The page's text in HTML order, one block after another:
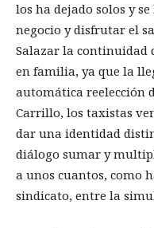
los ha dejado solos y
negocio y disfrutar el
Salazar la continuidad
en familia, ya que la
automática reelección
Carrillo, los taxistas
dar una identidad
diálogo sumar y
a unos cuantos, como
sindicato, entre la